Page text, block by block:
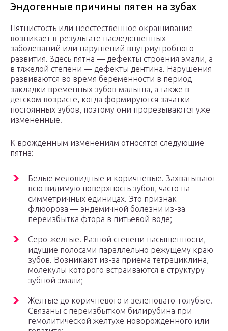
Эндогенные причины пятен на зубах
Пятнистость или неестественное окрашивание
возникает в результате наследственных
заболеваний или нарушений внутриутробного
развития. Здесь пятна ― дефекты строения эмали, а
в тяжелой степени ― дефекты дентина. Нарушения
развиваются во время беременности в период
закладки временных зубов малыша, а также в
детском возрасте, когда формируются зачатки
постоянных зубов, поэтому они прорезываются уже
измененные.
К врожденным изменениям относятся следующие
пятна:
Белые меловидные и коричневые. Захватывают
всю видимую поверхность зубов, часто на
симметричных единицах. Это признак
флюороза ― эндемичной болезни из-за
переизбытка фтора в питьевой воде;
Серо-желтые. Разной степени насыщенности,
идущие полосами параллельно режущему краю
зубов. Возникают из-за приема тетрациклина,
молекулы которого встраиваются в структуру
зубной эмали;
Желтые до коричневого и зеленовато-голубые.
Связаны с переизбытком билирубина при
гемолитической желтухе новорожденного или